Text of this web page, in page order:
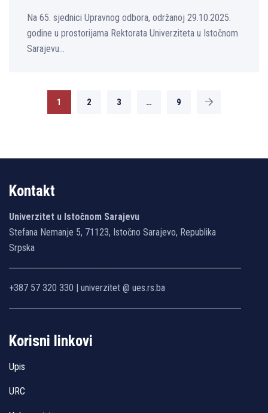
Na 65. sjednici Upravnog odbora, održanoj 29.10.2025.
godine u prostorijama Rektorata Univerziteta u Istočnom
Sarajevu...
1 2 3 … 9
Kontakt
Univerzitet u Istočnom Sarajevu
Stefana Nemanje 5, 71123, Istočno Sarajevo, Republika
Srpska
+387 57 320 330 | univerzitet @ ues.rs.ba
Korisni linkovi
Upis
URC